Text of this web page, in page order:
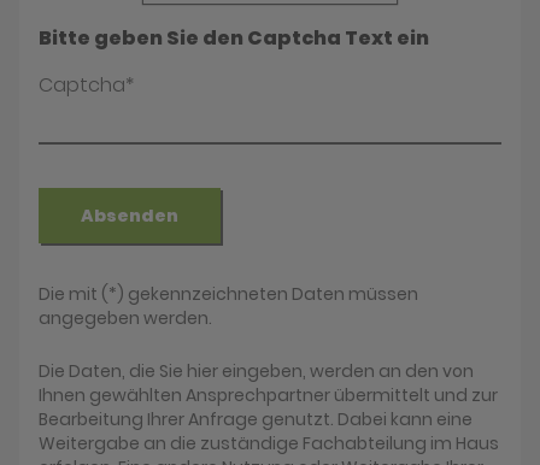
Bitte geben Sie den Captcha Text ein
Captcha*
Absenden
Die mit (*) gekennzeichneten Daten müssen
angegeben werden.
Die Daten, die Sie hier eingeben, werden an den von
Ihnen gewählten Ansprechpartner übermittelt und zur
Bearbeitung Ihrer Anfrage genutzt. Dabei kann eine
Weitergabe an die zuständige Fachabteilung im Haus